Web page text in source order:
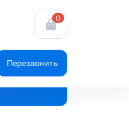
0
Перезвонить